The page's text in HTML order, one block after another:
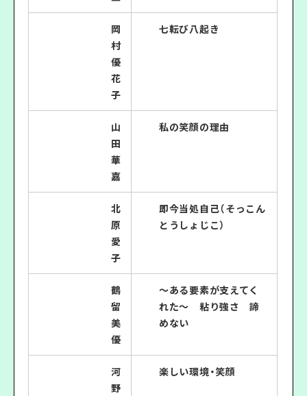
岡
村
優
花
子
七転び八起き
山
田
華
嘉
私の笑顔の理由
北
原
愛
子
即今当処自己（そっこん
とうしょじこ）
鶴
留
美
優
〜ある要素が支えてく
れた〜 粘り強さ 諦
めない
河
野
楽しい環境・笑顔